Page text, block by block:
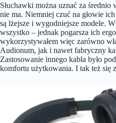
Słuchawki można uznać za
nie ma. Niemniej czuć na głowie
są lżejsze i wygodniejsze modele.
wszystko – jednak pogarsza ich
wykorzystywałem więc zarówno
Audionum, jak i nawet fabryczny
Zastosowanie innego kabla było
komfortu użytkowania. I tak też się